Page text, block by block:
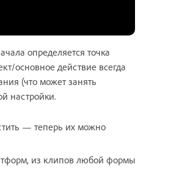
определяется точка
основное действие всегда
(что может занять
настройки.
— теперь их можно
из клипов любой формы